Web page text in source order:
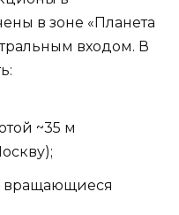
в зоне «Планета
входом. В
~35 м
вращающиеся